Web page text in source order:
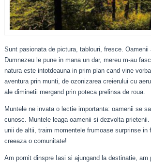
Sunt pasionata de pictura, tablouri, fresce. Oamenii
Dumnezeu le pune in mana un dar, mereu m-au
natura este intotdeauna in prim plan cand vine
aventura prin munti, de ozonizarea creierului cu
ale diminetii mergand prin poteca prelinsa de roua.
Muntele ne invata o lectie importanta: oamenii se
cunosc. Muntele leaga oamenii si dezvolta
unii de altii, traim momentele frumoase surprinse in
creeaza o comunitate!
Am pornit dinspre Iasi si ajungand la destinatie, am